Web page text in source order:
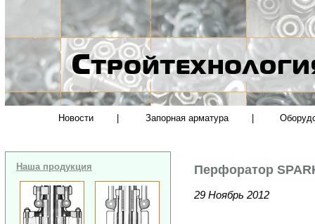
Новости Запорная арматура
Наша продукция Перфоратор
29 Ноябрь 2012